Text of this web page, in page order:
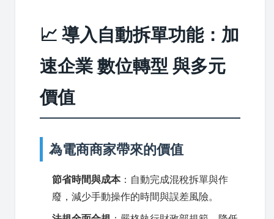
📈 導入自動拆單功能：加
速企業 數位轉型 與多元
價值
為電商商家帶來的價值
節省時間與成本：自動完成混稅拆單與作
廢，減少手動操作的時間與誤差風險。